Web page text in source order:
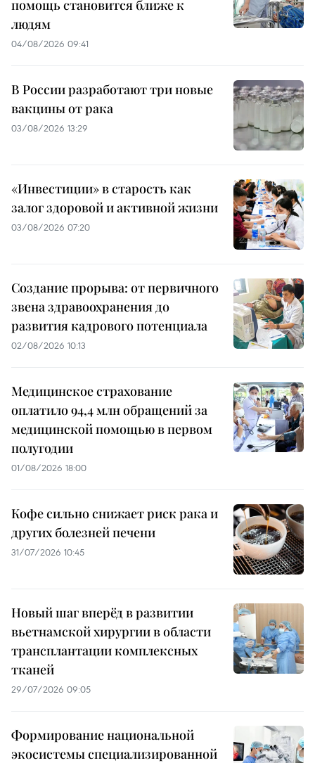
помощь становится ближе к
людям
04/08/2026 09:41
В России разработают три новые
вакцины от рака
03/08/2026 13:29
«Инвестиции» в старость как
залог здоровой и активной жизни
03/08/2026 07:20
Создание прорыва: от первичного
звена здравоохранения до
развития кадрового потенциала
02/08/2026 10:13
Медицинское страхование
оплатило 94,4 млн обращений за
медицинской помощью в первом
полугодии
01/08/2026 18:00
Кофе сильно снижает риск рака и
других болезней печени
31/07/2026 10:45
Новый шаг вперёд в развитии
вьетнамской хирургии в области
трансплантации комплексных
тканей
29/07/2026 09:05
Формирование национальной
экосистемы специализированной